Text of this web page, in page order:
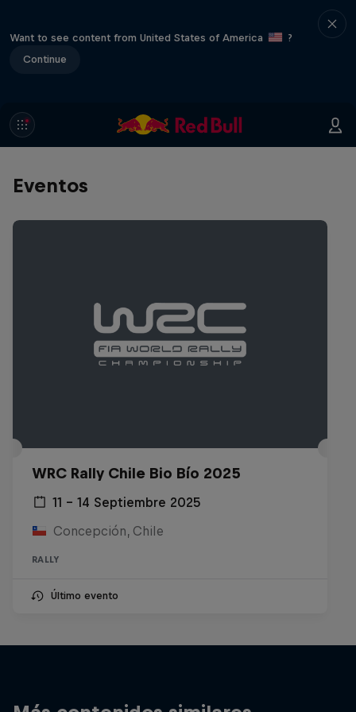
Want to see content from United States of America
?
Continue
Eventos
WRC Rally Chile Bio Bío 2025
11 – 14 Septiembre 2025
Concepción, Chile
RALLY
Último evento